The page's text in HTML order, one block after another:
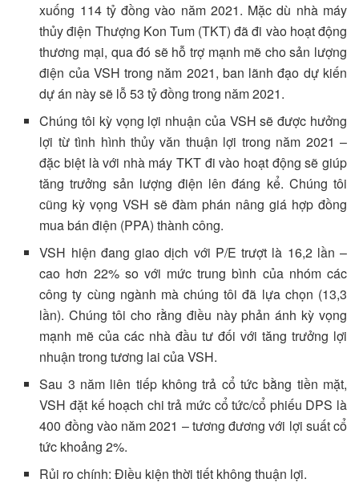
xuống 114 tỷ đồng vào năm 2021. Mặc dù nhà máy
thủy điện Thượng Kon Tum (TKT) đã đi vào hoạt động
thương mại, qua đó sẽ hỗ trợ mạnh mẽ cho sản lượng
điện của VSH trong năm 2021, ban lãnh đạo dự kiến
dự án này sẽ lỗ 53 tỷ đồng trong năm 2021.
Chúng tôi kỳ vọng lợi nhuận của VSH sẽ được hưởng
lợi từ tình hình thủy văn thuận lợi trong năm 2021 –
đặc biệt là với nhà máy TKT đi vào hoạt động sẽ giúp
tăng trưởng sản lượng điện lên đáng kể. Chúng tôi
cũng kỳ vọng VSH sẽ đàm phán nâng giá hợp đồng
mua bán điện (PPA) thành công.
VSH hiện đang giao dịch với P/E trượt là 16,2 lần –
cao hơn 22% so với mức trung bình của nhóm các
công ty cùng ngành mà chúng tôi đã lựa chọn (13,3
lần). Chúng tôi cho rằng điều này phản ánh kỳ vọng
mạnh mẽ của các nhà đầu tư đối với tăng trưởng lợi
nhuận trong tương lai của VSH.
Sau 3 năm liên tiếp không trả cổ tức bằng tiền mặt,
VSH đặt kế hoạch chi trả mức cổ tức/cổ phiếu DPS là
400 đồng vào năm 2021 – tương đương với lợi suất cổ
tức khoảng 2%.
Rủi ro chính: Điều kiện thời tiết không thuận lợi.